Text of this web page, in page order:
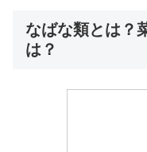
なばな類とは？
は？